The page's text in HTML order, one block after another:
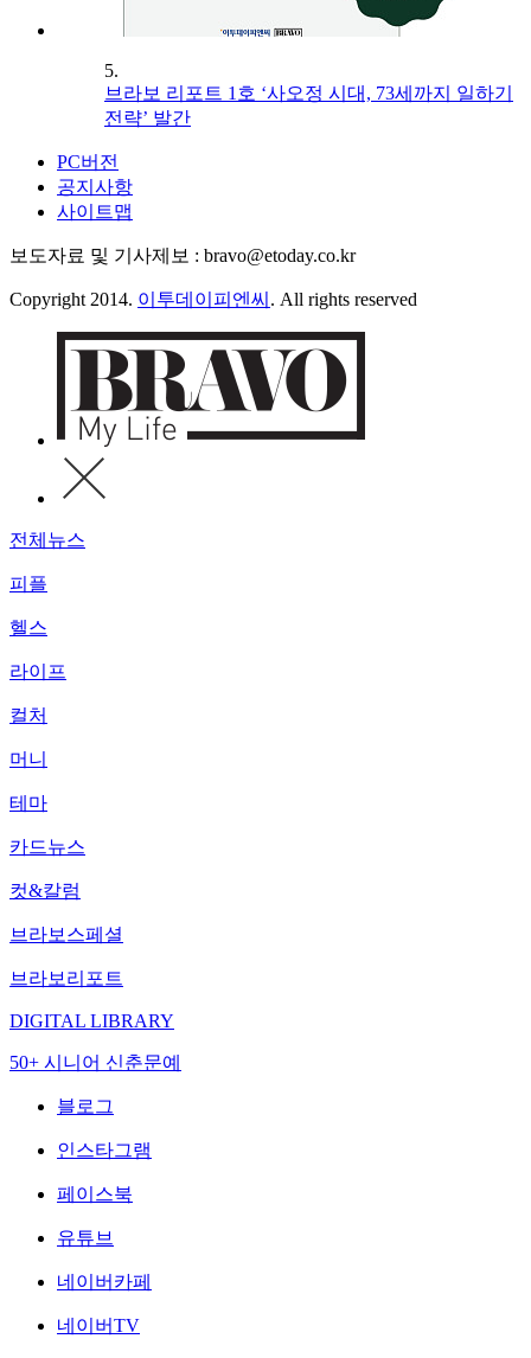
5.
브라보 리포트 1호 ‘사오정 시대, 73세까지 일하기
전략’ 발간
PC버전
공지사항
사이트맵
보도자료 및 기사제보 : bravo@etoday.co.kr
Copyright 2014. 이투데이피엔씨 . All rights reserved
전체뉴스
피플
헬스
라이프
컬처
머니
테마
카드뉴스
컷&칼럼
브라보스페셜
브라보리포트
DIGITAL LIBRARY
50+ 시니어 신춘문예
블로그
인스타그램
페이스북
유튜브
네이버카페
네이버TV